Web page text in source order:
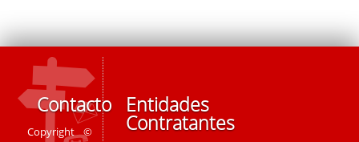
Contacto
Copyright ©
Entidades
Contratantes